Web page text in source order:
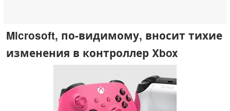
Microsoft, по-видимому, вносит тихие
изменения в контроллер Xbox